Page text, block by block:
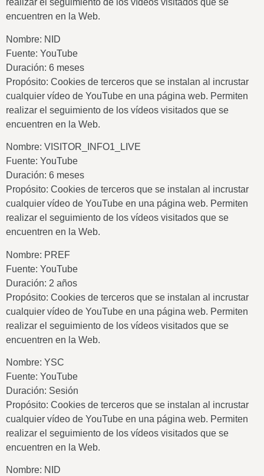
realizar el seguimiento de los vídeos visitados que se
encuentren en la Web.
Nombre: NID
Fuente: YouTube
Duración: 6 meses
Propósito: Cookies de terceros que se instalan al incrustar
cualquier vídeo de YouTube en una página web. Permiten
realizar el seguimiento de los vídeos visitados que se
encuentren en la Web.
Nombre: VISITOR_INFO1_LIVE
Fuente: YouTube
Duración: 6 meses
Propósito: Cookies de terceros que se instalan al incrustar
cualquier vídeo de YouTube en una página web. Permiten
realizar el seguimiento de los vídeos visitados que se
encuentren en la Web.
Nombre: PREF
Fuente: YouTube
Duración: 2 años
Propósito: Cookies de terceros que se instalan al incrustar
cualquier vídeo de YouTube en una página web. Permiten
realizar el seguimiento de los vídeos visitados que se
encuentren en la Web.
Nombre: YSC
Fuente: YouTube
Duración: Sesión
Propósito: Cookies de terceros que se instalan al incrustar
cualquier vídeo de YouTube en una página web. Permiten
realizar el seguimiento de los vídeos visitados que se
encuentren en la Web.
Nombre: NID